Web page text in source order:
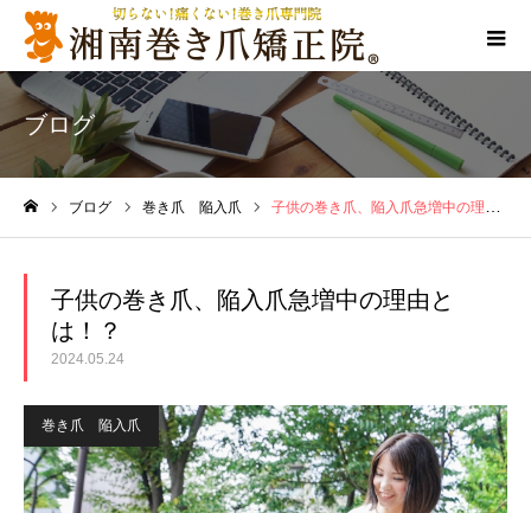
ブログ
ブログ 巻き爪 陥入爪 子供の巻き爪、陥入爪急増中の理由とは！？
子供の巻き爪、陥入爪急増中の理由と
は！？
2024.05.24
巻き爪 陥入爪